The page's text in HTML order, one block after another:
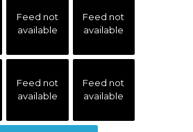
Feed not
available
Feed not
available
Feed not
available
Feed not
available